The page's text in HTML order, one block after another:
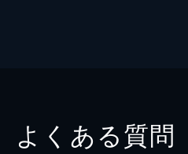
よくある質問